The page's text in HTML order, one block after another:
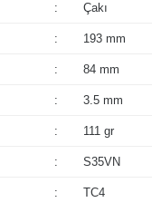
: Çakı
: 193 mm
: 84 mm
: 3.5 mm
: 111 gr
: S35VN
: TC4